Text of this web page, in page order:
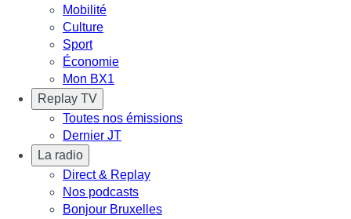
Mobilité
Culture
Sport
Économie
Mon BX1
Replay TV
Toutes nos émissions
Dernier JT
La radio
Direct & Replay
Nos podcasts
Bonjour Bruxelles